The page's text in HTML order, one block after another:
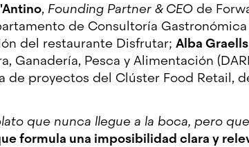
, Founding Partner & CEOde
de Consultoría Gastronómica
del restaurante Disfrutar; Alba Graells
Ganadería, Pesca y Alimentación
de proyectos del Clúster Food Retail,
que nunca llegue a la boca, pero
formula una imposibilidad clara y